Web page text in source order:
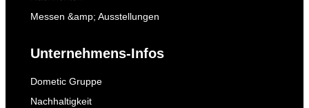
Messen &amp; Ausstellungen
Unternehmens-Infos
Dometic Gruppe
Nachhaltigkeit